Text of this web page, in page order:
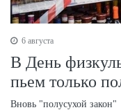
6 августа
В День
пьем только
Вновь "полусухой закон"